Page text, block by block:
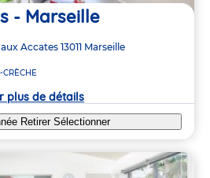
- Marseille
Accates 13011 Marseille
CRÈCHE
plus de détails
Retirer Sélectionner